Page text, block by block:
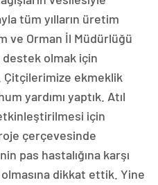
tüm yılların üretim
ve Orman İl Müdürlüğü
olmak için
Çitçilerimize ekmeklik
yardımı yaptık. Atıl
için
çerçevesinde
pas hastalığına karşı
dikkat ettik. Yine